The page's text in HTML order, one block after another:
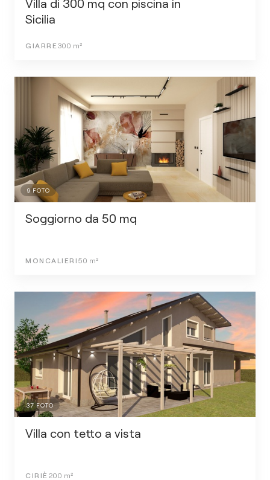
Villa di 300 mq con piscina in
Sicilia
GIARRE 300 m²
9 FOTO
Soggiorno da 50 mq
MONCALIERI 50 m²
37 FOTO
Villa con tetto a vista
CIRIÈ 200 m²